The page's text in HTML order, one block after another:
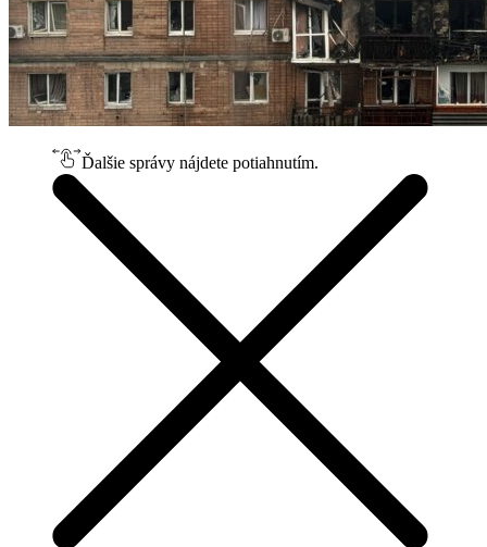
Ďalšie správy nájdete potiahnutím.